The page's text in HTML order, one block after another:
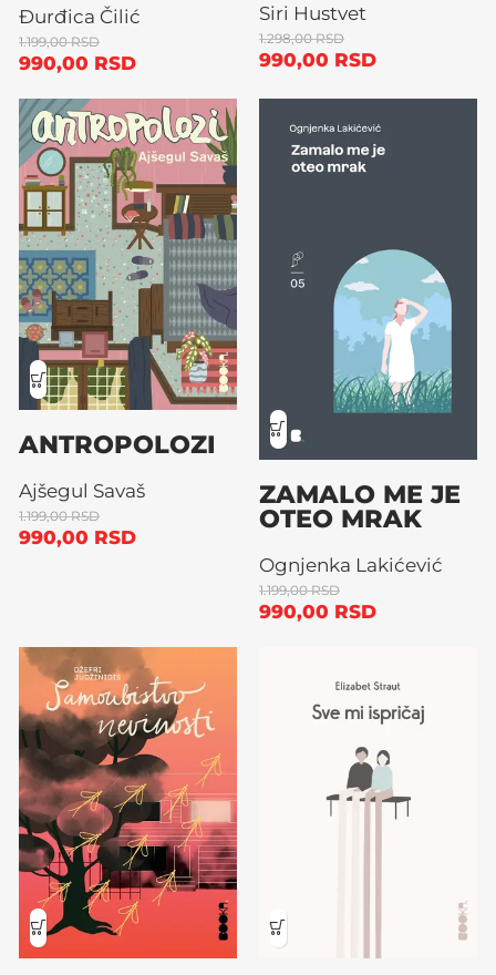
Đurđica Čilić
1.199,00RSD
990,00 RSD
Siri Hustvet
1.298,00RSD
990,00 RSD
ANTROPOLOZI
Ajšegul Savaš
1.199,00RSD
990,00 RSD
ZAMALO ME JE
OTEO MRAK
Ognjenka Lakićević
1.199,00RSD
990,00 RSD